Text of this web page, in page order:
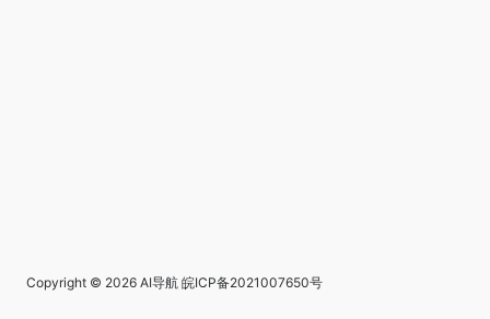
Copyright © 2026 AI导航 皖ICP备2021007650号